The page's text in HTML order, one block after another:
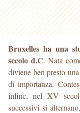
Bruxelles ha una
secolo d.C. Nata
diviene ben presto
di importanza.
infine, nel XV
successivi si